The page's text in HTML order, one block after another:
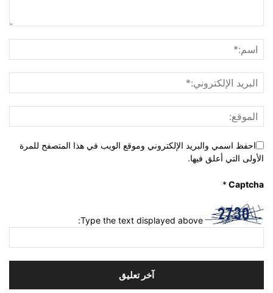
احفظ اسمي والبريد الإلكتروني وموقع الويب في هذا المتصفح للمرة
الأولى التي أعلق فيها.
Captcha
*
Type the text displayed above: